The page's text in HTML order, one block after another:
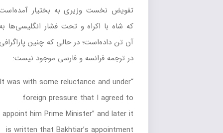
تفویض نخست وزیری به بختیار آمده‌است
که شاه با اکراه و تحت فشار انگلیسی‌ها به
آن تن داده‌است؛ در حالی که چنین پاراگرافی
در ترجمه فرانسه و فارسی موجود نیست:
“It was with some reluctance and under
foreign pressure that I agreed to
appoint him Prime Minister” and later it
is written that Bakhtiar’s appointment